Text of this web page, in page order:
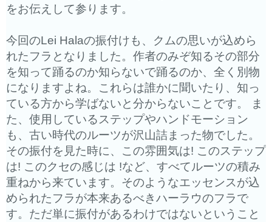
をお伝えして参ります。
今回のLei Halaの振付けも、クムの思いが込めら
れたフラとなりました。 作者のみぞ知るその部分
を知って踊るのか知らないで踊るのか、 全く別物
になりますよね。これらは誰かに聞いたり、 知っ
ている方から学ばないと分からないことです。 ま
た、使用しているステップやハンドモーション
も、 古い時代のルーツが沢山詰まった物でした。
その振付を見た時に、 この雰囲気は! このステップ
は! このクセの感じは !など、すべてルーツの積み
重ねから来ています。 そのようなエッセンスが込
められたフラが本来あるべきハーラウのフラで
す。ただ単に振付があるわけではないということ